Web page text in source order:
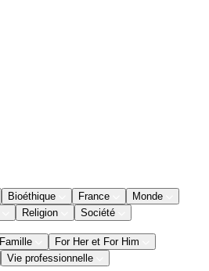
Bioéthique France
Monde
Religion Société
Famille
For Her et For Him
Vie professionnelle